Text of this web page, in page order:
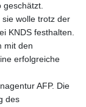
geschätzt.
wolle trotz der
KNDS festhalten.
mit den
erfolgreiche
AFP. Die
des